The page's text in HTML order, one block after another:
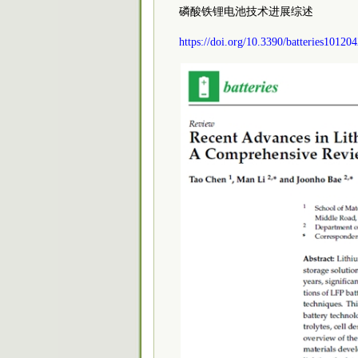
磷酸铁锂电池技术进展综述
https://doi.org/10.3390/